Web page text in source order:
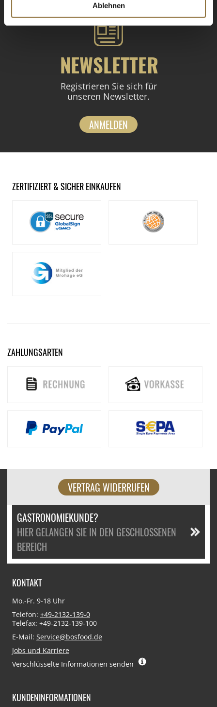
Ablehnen
NEWSLETTER
Registrieren Sie sich für
unseren Newsletter.
ANMELDEN
ZERTIFIZIERT & SICHER EINKAUFEN
ZAHLUNGSARTEN
VERTRAG WIDERRUFEN
GASTRONOMIEKUNDE?
HIER GELANGEN SIE IN DEN GESCHLOSSENEN
BEREICH
KONTAKT
Mo.-Fr. 9-18 Uhr
Telefon: +49-2132-139-0
Telefax: +49-2132-139-100
E-Mail: Service@bosfood.de
Jobs und Karriere
Verschlüsselte Informationen senden
KUNDENINFORMATIONEN